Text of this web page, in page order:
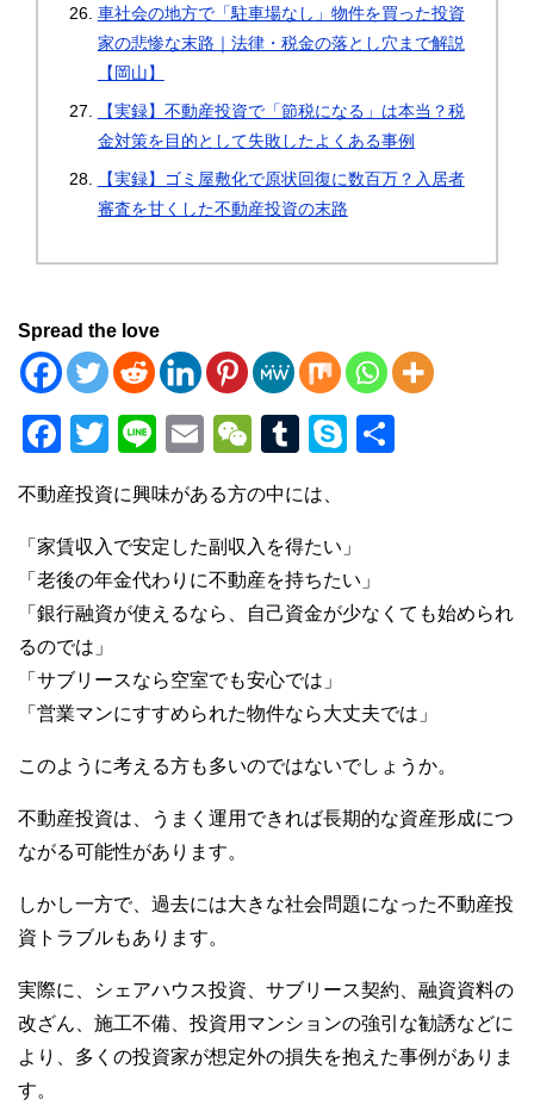
車社会の地方で「駐車場なし」物件を買った投資
家の悲惨な末路｜法律・税金の落とし穴まで解説
【岡山】
【実録】不動産投資で「節税になる」は本当？税
金対策を目的として失敗したよくある事例
【実録】ゴミ屋敷化で原状回復に数百万？入居者
審査を甘くした不動産投資の末路
Spread the love
F
a
c
e
b
o
o
k
T
tt
er
Li
n
e
E
m
ail
W
C
h
at
T
m
bl
r
S
e
不動産投資に興味がある方の中には、
「家賃収入で安定した副収入を得たい」
「老後の年金代わりに不動産を持ちたい」
「銀行融資が使えるなら、自己資金が少なくても始められ
るのでは」
「サブリースなら空室でも安心では」
「営業マンにすすめられた物件なら大丈夫では」
このように考える方も多いのではないでしょうか。
不動産投資は、うまく運用できれば長期的な資産形成につ
ながる可能性があります。
しかし一方で、過去には大きな社会問題になった不動産投
資トラブルもあります。
実際に、シェアハウス投資、サブリース契約、融資資料の
改ざん、施工不備、投資用マンションの強引な勧誘などに
より、多くの投資家が想定外の損失を抱えた事例がありま
す。